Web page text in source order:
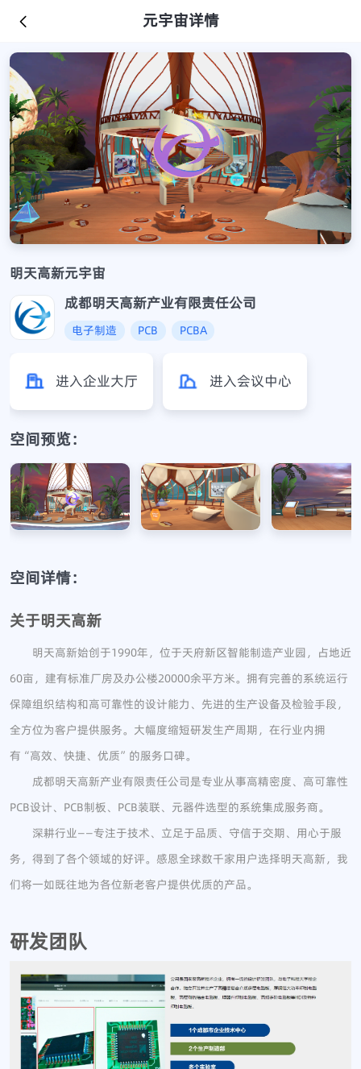
元宇宙详情
明天高新元宇宙
成都明天高新产业有限责任公司
电子制造 PCB PCBA
进入企业大厅 进入会议中心
空间预览：
空间详情：
关于明天高新
明天高新始创于1990年，位于天府新区智能制造产业园，占地近
60亩，建有标准厂房及办公楼20000余平方米。拥有完善的系统运行
保障组织结构和高可靠性的设计能力、先进的生产设备及检验手段，
全方位为客户提供服务。大幅度缩短研发生产周期，在行业内拥
有“高效、快捷、优质”的服务口碑。
成都明天高新产业有限责任公司是专业从事高精密度、高可靠性
PCB设计、PCB制板、PCB装联、元器件选型的系统集成服务商。
深耕行业——专注于技术、立足于品质、守信于交期、用心于服
务，得到了各个领域的好评。感恩全球数千家用户选择明天高新，我
们将一如既往地为各位新老客户提供优质的产品。
研发团队